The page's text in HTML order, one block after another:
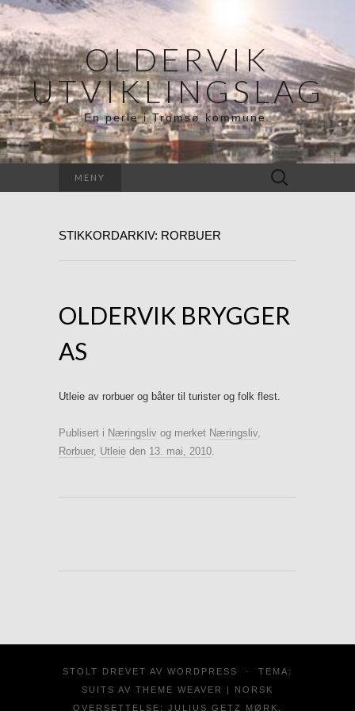
OLDERVIK
UTVIKLINGSLAG
En perle i Tromsø kommune.
MENY
Søk
etter:
STIKKORDARKIV: RORBUER
OLDERVIK BRYGGER
AS
Utleie av rorbuer og båter til turister og folk flest.
Publisert i Næringsliv og merket Næringsliv,
Rorbuer, Utleie den 13. mai, 2010.
STOLT DREVET AV WORDPRESS ·
TEMA:
SUITS AV THEME WEAVER
| NORSK
OVERSETTELSE: JULIUS GETZ MØRK